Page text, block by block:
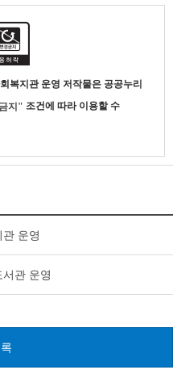
복지관 운영 저작물은 공공누리
지" 조건에 따라 이용할 수
운영
관 운영